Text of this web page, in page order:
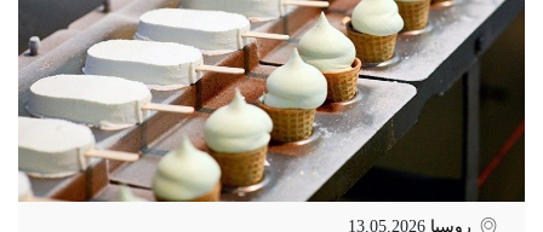
روسيا 13.05.2026